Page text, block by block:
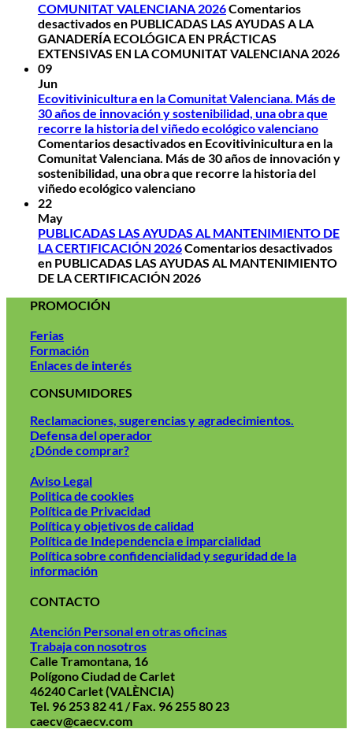
COMUNITAT VALENCIANA 2026Comentarios
desactivadosen PUBLICADAS LAS AYUDAS A LA
GANADERÍA ECOLÓGICA EN PRÁCTICAS
EXTENSIVAS EN LA COMUNITAT VALENCIANA 2026
09
Jun
Ecovitivinicultura en la Comunitat Valenciana. Más de
30 años de innovación y sostenibilidad, una obra que
recorre la historia del viñedo ecológico valenciano
Comentarios desactivadosen Ecovitivinicultura en la
Comunitat Valenciana. Más de 30 años de innovación y
sostenibilidad, una obra que recorre la historia del
viñedo ecológico valenciano
22
May
PUBLICADAS LAS AYUDAS AL MANTENIMIENTO DE
LA CERTIFICACIÓN 2026Comentarios desactivados
en PUBLICADAS LAS AYUDAS AL MANTENIMIENTO
DE LA CERTIFICACIÓN 2026
PROMOCIÓN
Ferias
Formación
Enlaces de interés
CONSUMIDORES
Reclamaciones, sugerencias y agradecimientos.
Defensa del operador
¿Dónde comprar?
Aviso Legal
Politica de cookies
Política de Privacidad
Política y objetivos de calidad
Política de Independencia e imparcialidad
Política sobre confidencialidad y seguridad de la
información
CONTACTO
Atención Personal en otras oficinas
Trabaja con nosotros
Calle Tramontana, 16
Polígono Ciudad de Carlet
46240 Carlet (VALÈNCIA)
Tel. 96 253 82 41 / Fax. 96 255 80 23
caecv@caecv.com